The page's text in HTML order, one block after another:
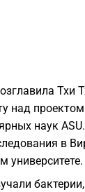
Тхи
над
наук
в
университете.